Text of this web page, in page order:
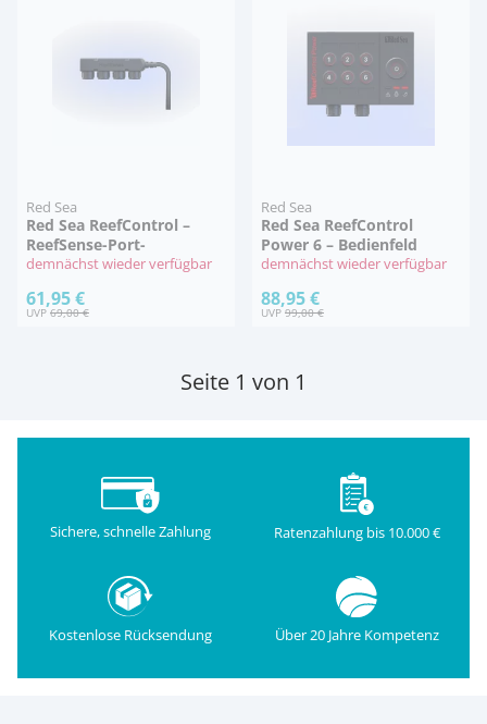
Red Sea
Red Sea ReefControl –
ReefSense-Port-
Erweiterung
demnächst wieder verfügbar
61,95 €
UVP 69,00 €
Red Sea
Red Sea ReefControl
Power 6 – Bedienfeld
demnächst wieder verfügbar
88,95 €
UVP 99,00 €
Seite 1 von 1
Sichere, schnelle Zahlung Ratenzahlung bis 10.000 €
Kostenlose Rücksendung Über 20 Jahre Kompetenz